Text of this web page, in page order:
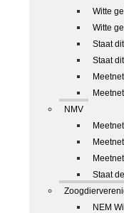
Witte
Witte
Staat
Staat
NMV
Staat
NEM